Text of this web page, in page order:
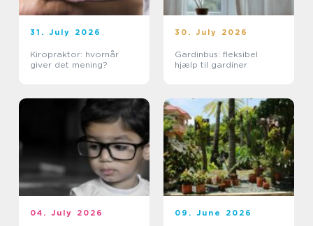
31. July 2026
Kiropraktor: hvornår
giver det mening?
30. July 2026
Gardinbus: fleksibel
hjælp til gardiner
04. July 2026 09. June 2026